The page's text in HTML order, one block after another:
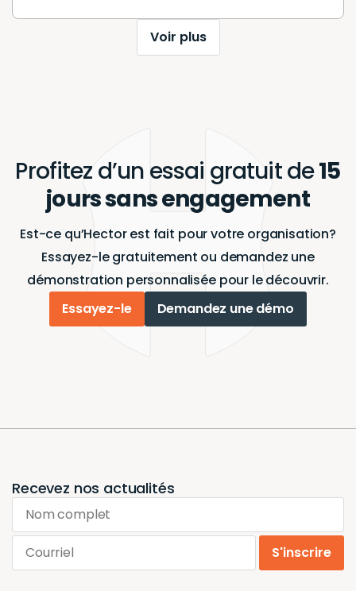
Voir plus
Profitez d’un essai gratuit de15
jours sans engagement
Est-ce qu’Hector est fait pour votre organisation?
Essayez-le gratuitement ou demandez une
démonstration personnalisée pour le découvrir.
Essayez-le
Demandez une démo
Recevez nos actualités
Nom complet
Courriel
S'inscrire